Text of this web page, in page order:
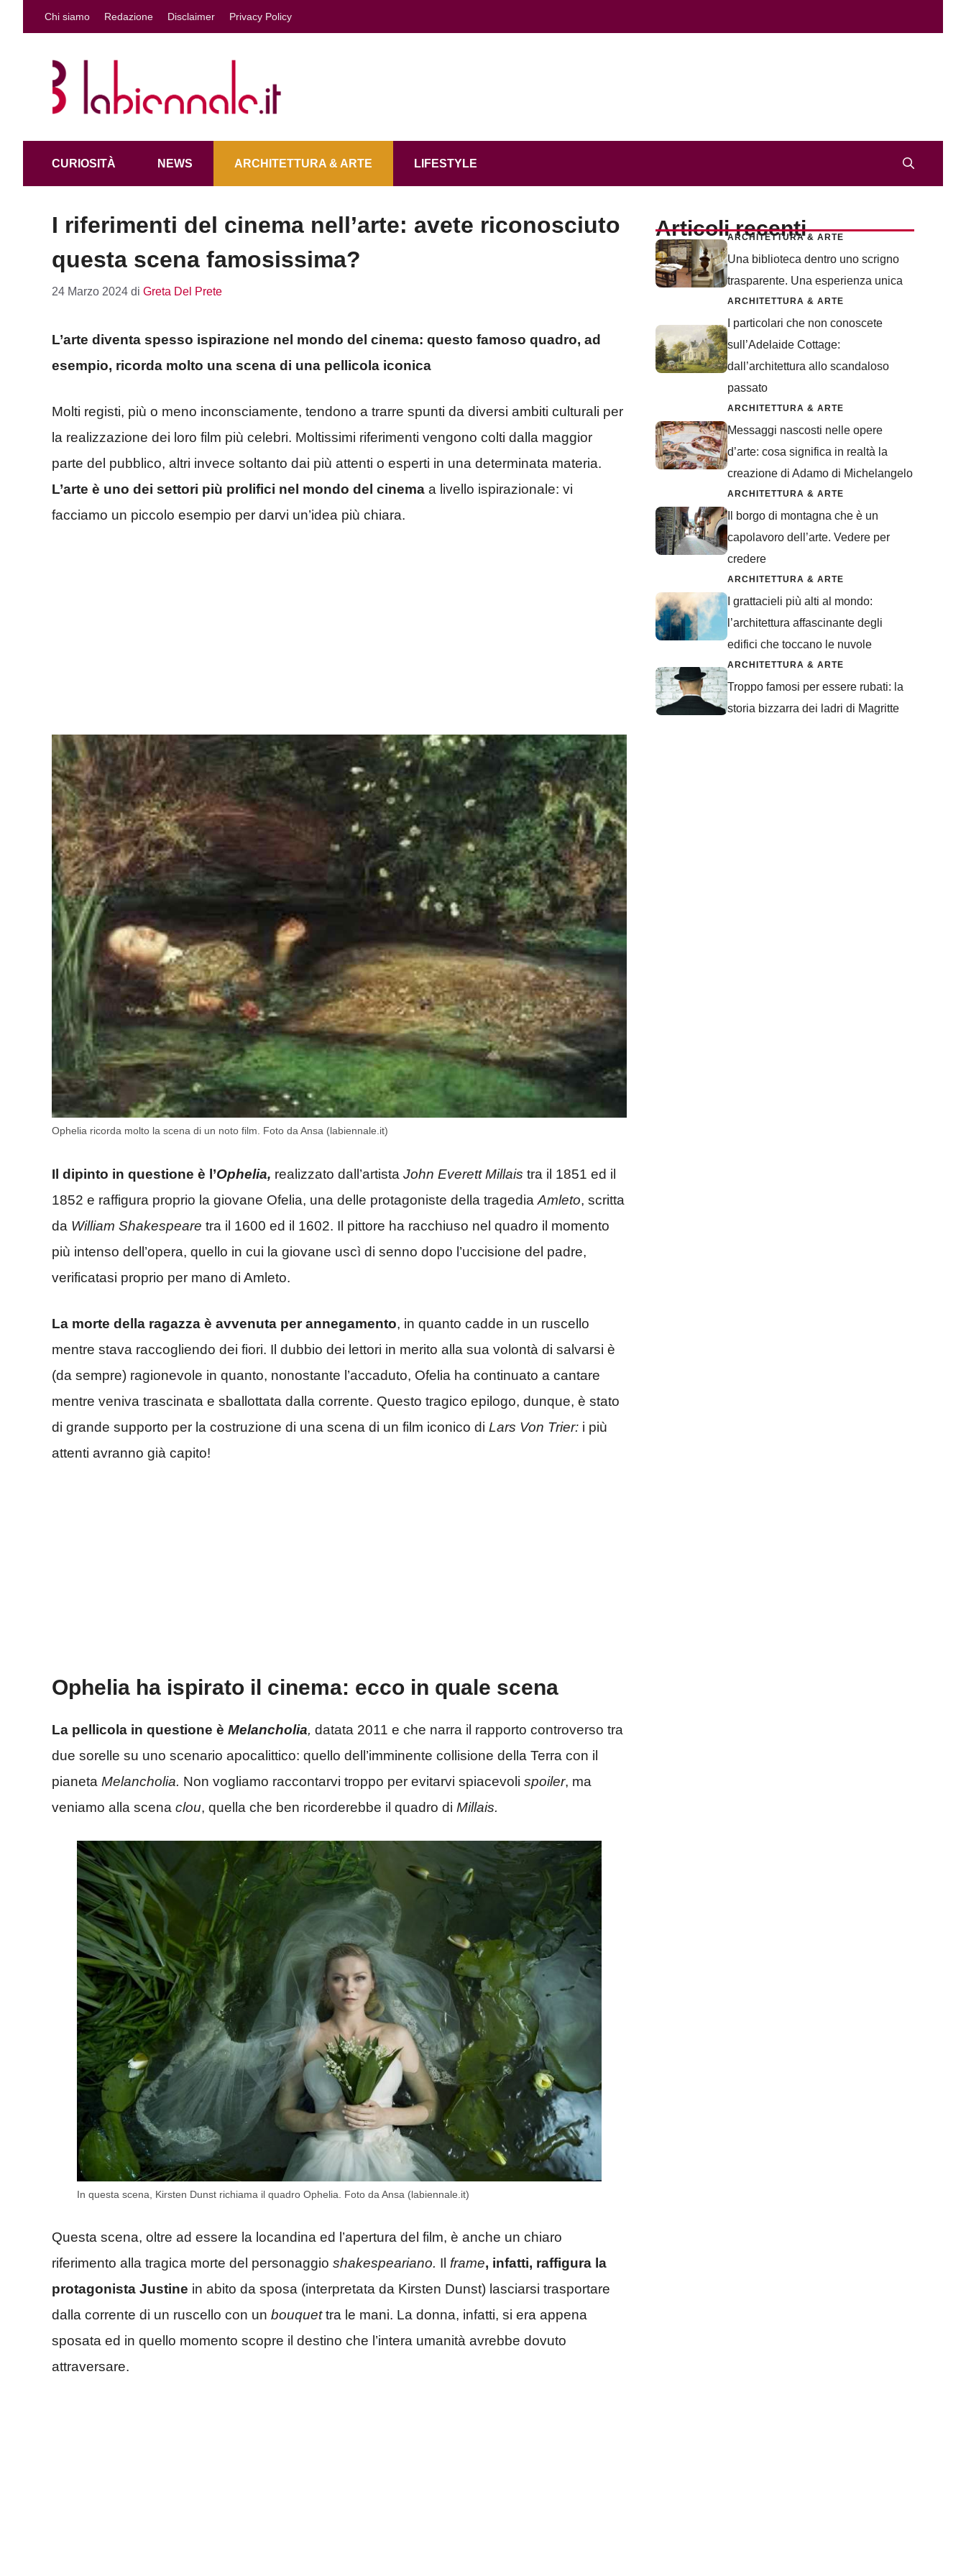
contenuto
Chi siamo Redazione Disclaimer Privacy Policy
CURIOSITÀ NEWS ARCHITETTURA & ARTE LIFESTYLE
I riferimenti del cinema nell’arte: avete riconosciuto
questa scena famosissima?
24 Marzo 2024 di Greta Del Prete
L’arte diventa spesso ispirazione nel mondo del cinema: questo famoso quadro, ad
esempio, ricorda molto una scena di una pellicola iconica
Molti registi, più o meno inconsciamente, tendono a trarre spunti da diversi ambiti culturali per
la realizzazione dei loro film più celebri. Moltissimi riferimenti vengono colti dalla maggior
parte del pubblico, altri invece soltanto dai più attenti o esperti in una determinata materia.
L’arte è uno dei settori più prolifici nel mondo del cinema a livello ispirazionale: vi
facciamo un piccolo esempio per darvi un’idea più chiara.
Ophelia ricorda molto la scena di un noto film. Foto da Ansa (labiennale.it)
Il dipinto in questione è l’Ophelia, realizzato dall’artista John Everett Millais tra il 1851 ed il
1852 e raffigura proprio la giovane Ofelia, una delle protagoniste della tragedia Amleto, scritta
da William Shakespeare tra il 1600 ed il 1602. Il pittore ha racchiuso nel quadro il momento
più intenso dell’opera, quello in cui la giovane uscì di senno dopo l’uccisione del padre,
verificatasi proprio per mano di Amleto.
La morte della ragazza è avvenuta per annegamento, in quanto cadde in un ruscello
mentre stava raccogliendo dei fiori. Il dubbio dei lettori in merito alla sua volontà di salvarsi è
(da sempre) ragionevole in quanto, nonostante l’accaduto, Ofelia ha continuato a cantare
mentre veniva trascinata e sballottata dalla corrente. Questo tragico epilogo, dunque, è stato
di grande supporto per la costruzione di una scena di un film iconico di Lars Von Trier: i più
attenti avranno già capito!
Ophelia ha ispirato il cinema: ecco in quale scena
La pellicola in questione è Melancholia, datata 2011 e che narra il rapporto controverso tra
due sorelle su uno scenario apocalittico: quello dell’imminente collisione della Terra con il
pianeta Melancholia. Non vogliamo raccontarvi troppo per evitarvi spiacevoli spoiler, ma
veniamo alla scena clou, quella che ben ricorderebbe il quadro di Millais.
In questa scena, Kirsten Dunst richiama il quadro Ophelia. Foto da Ansa (labiennale.it)
Questa scena, oltre ad essere la locandina ed l’apertura del film, è anche un chiaro
riferimento alla tragica morte del personaggio shakespeariano. Il frame, infatti, raffigura la
protagonista Justine in abito da sposa (interpretata da Kirsten Dunst) lasciarsi trasportare
dalla corrente di un ruscello con un bouquettra le mani. La donna, infatti, si era appena
sposata ed in quello momento scopre il destino che l’intera umanità avrebbe dovuto
attraversare.
Articoli recenti
ARCHITETTURA & ARTE
Una biblioteca dentro uno scrigno
trasparente. Una esperienza unica
ARCHITETTURA & ARTE
I particolari che non conoscete
sull’Adelaide Cottage:
dall’architettura allo scandaloso
passato
ARCHITETTURA & ARTE
Messaggi nascosti nelle opere
d’arte: cosa significa in realtà la
creazione di Adamo di Michelangelo
ARCHITETTURA & ARTE
Il borgo di montagna che è un
capolavoro dell’arte. Vedere per
credere
ARCHITETTURA & ARTE
I grattacieli più alti al mondo:
l’architettura affascinante degli
edifici che toccano le nuvole
ARCHITETTURA & ARTE
Troppo famosi per essere rubati: la
storia bizzarra dei ladri di Magritte